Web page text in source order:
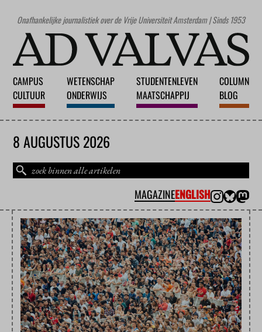
Onafhankelijke journalistiek over de Vrije Universiteit Amsterdam | Sinds 1953
CAMPUS
CULTUUR
WETENSCHAP
ONDERWIJS
STUDENTENLEVEN
MAATSCHAPPIJ
COLUMN
BLOG
8 AUGUSTUS 2026
MAGAZINEENGLISH